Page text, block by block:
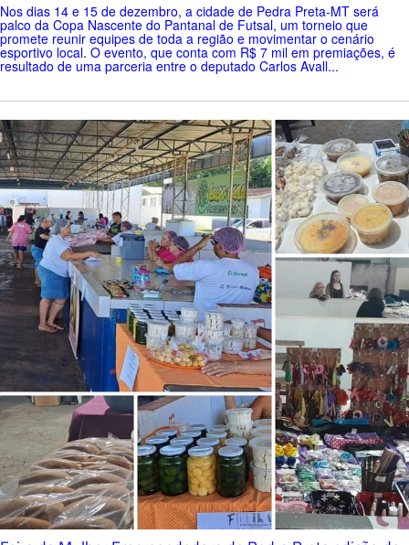
Nos dias 14 e 15 de dezembro, a cidade de Pedra Preta-MT será
palco da Copa Nascente do Pantanal de Futsal, um torneio que
promete reunir equipes de toda a região e movimentar o cenário
esportivo local. O evento, que conta com R$ 7 mil em premiações, é
resultado de uma parceria entre o deputado Carlos Avall...